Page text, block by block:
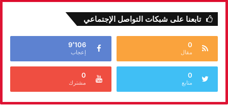
تابعنا على شبكات التواصل الإجتماعي
0
مقال
9٬106
إعجاب
0
متابع
0
مشترك